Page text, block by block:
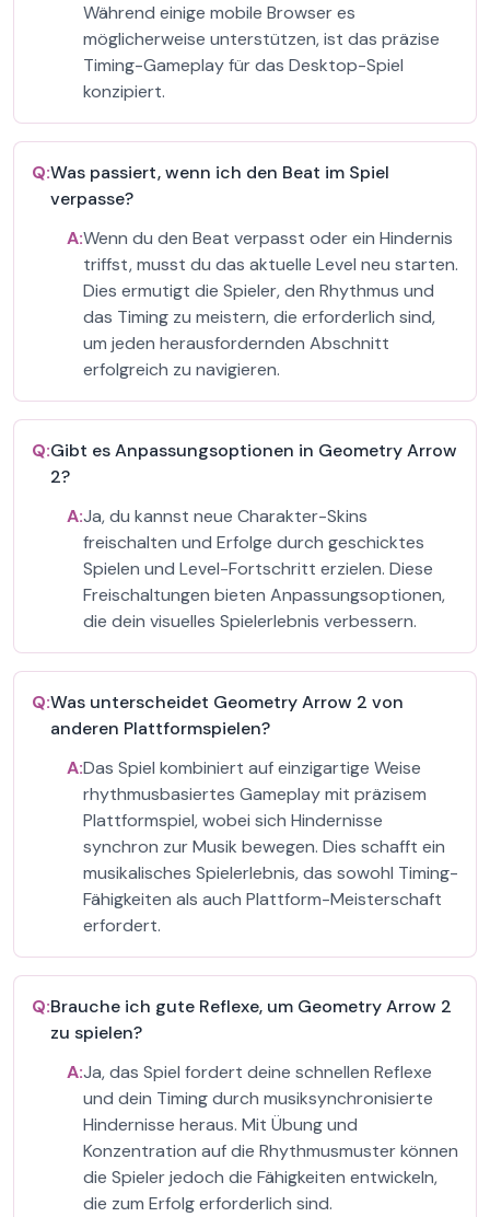
Während einige mobile Browser es
möglicherweise unterstützen, ist das präzise
Timing-Gameplay für das Desktop-Spiel
konzipiert.
Q:Was passiert, wenn ich den Beat im Spiel
verpasse?
A:Wenn du den Beat verpasst oder ein Hindernis
triffst, musst du das aktuelle Level neu starten.
Dies ermutigt die Spieler, den Rhythmus und
das Timing zu meistern, die erforderlich sind,
um jeden herausfordernden Abschnitt
erfolgreich zu navigieren.
Q:Gibt es Anpassungsoptionen in Geometry Arrow
2?
A:Ja, du kannst neue Charakter-Skins
freischalten und Erfolge durch geschicktes
Spielen und Level-Fortschritt erzielen. Diese
Freischaltungen bieten Anpassungsoptionen,
die dein visuelles Spielerlebnis verbessern.
Q:Was unterscheidet Geometry Arrow 2 von
anderen Plattformspielen?
A:Das Spiel kombiniert auf einzigartige Weise
rhythmusbasiertes Gameplay mit präzisem
Plattformspiel, wobei sich Hindernisse
synchron zur Musik bewegen. Dies schafft ein
musikalisches Spielerlebnis, das sowohl Timing-
Fähigkeiten als auch Plattform-Meisterschaft
erfordert.
Q:Brauche ich gute Reflexe, um Geometry Arrow 2
zu spielen?
A:Ja, das Spiel fordert deine schnellen Reflexe
und dein Timing durch musiksynchronisierte
Hindernisse heraus. Mit Übung und
Konzentration auf die Rhythmusmuster können
die Spieler jedoch die Fähigkeiten entwickeln,
die zum Erfolg erforderlich sind.